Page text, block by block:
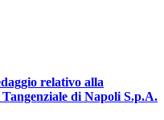
relativo alla
di Napoli S.p.A.